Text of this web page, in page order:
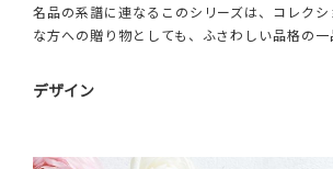
名品の系譜に連なるこのシリーズは、コレク
な方への贈り物としても、ふさわしい品格の一
デザイン